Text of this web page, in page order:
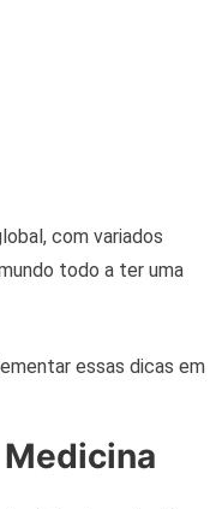
com variados
todo a ter uma
essas dicas em